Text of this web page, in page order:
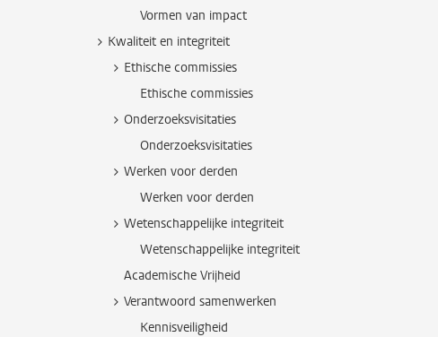
Vormen van impact
Kwaliteit en integriteit
Ethische commissies
Ethische commissies
Onderzoeksvisitaties
Onderzoeksvisitaties
Werken voor derden
Werken voor derden
Wetenschappelijke integriteit
Wetenschappelijke integriteit
Academische Vrijheid
Verantwoord samenwerken
Kennisveiligheid